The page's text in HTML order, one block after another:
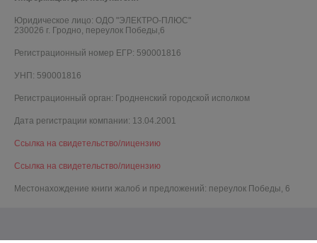
Юридическое лицо: ОДО "ЭЛЕКТРО-ПЛЮС"
230026 г. Гродно, переулок Победы,6
Регистрационный номер ЕГР: 590001816
УНП: 590001816
Регистрационный орган: Гродненский городской исполком
Дата регистрации компании: 13.04.2001
Ссылка на свидетельство/лицензию
Ссылка на свидетельство/лицензию
Местонахождение книги жалоб и предложений: переулок Победы, 6